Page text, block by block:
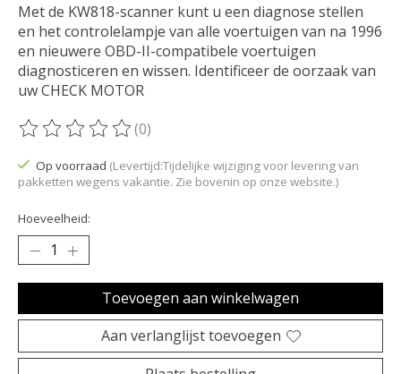
Met de KW818-scanner kunt u een diagnose stellen
en het controlelampje van alle voertuigen van na 1996
en nieuwere OBD-II-compatibele voertuigen
diagnosticeren en wissen. Identificeer de oorzaak van
uw CHECK MOTOR
De beoordeling van dit product is
(0)
Op voorraad (Levertijd:Tijdelijke wijziging voor levering van
pakketten wegens vakantie. Zie bovenin op onze website.)
Hoeveelheid:
Toevoegen aan winkelwagen
Aan verlanglijst toevoegen